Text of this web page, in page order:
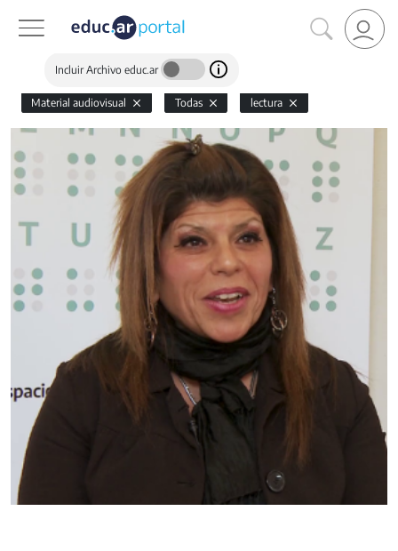
Incluir Archivo educ.ar
Material audiovisual Todas lectura